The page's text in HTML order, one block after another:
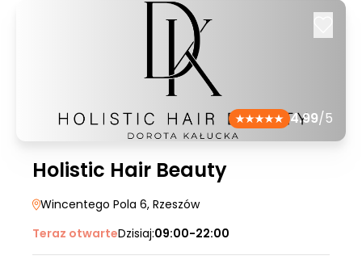
4.99/5
Holistic Hair Beauty
Wincentego Pola 6, Rzeszów
Teraz otwarteDzisiaj:09:00-22:00